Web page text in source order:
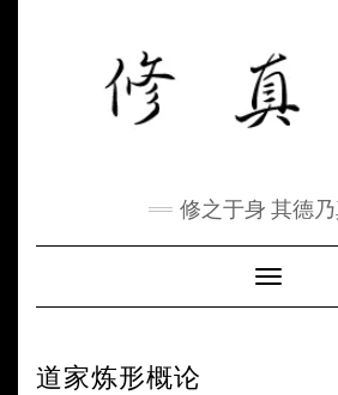
修之于身 其德
Toggle
道家炼形概论